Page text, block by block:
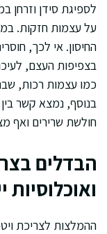
לספיגת סידן וזרחן
על עצמות חזקות.
בצפיפות העצם,
כמו עצמות רכות,
חולשת שרירים ואף
הבדלים
ואוכלוסיות